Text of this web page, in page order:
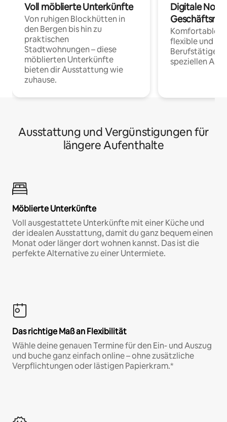
Voll möblierte Unterkünfte
Von ruhigen Blockhütten in
den Bergen bis hin zu
praktischen
Stadtwohnungen – diese
möblierten Unterkünfte
bieten dir Ausstattung wie
zuhause.
Digitale
Komfortable
flexible und
Berufstätige
speziellen
Ausstattung und Vergünstigungen für
längere Aufenthalte
Möblierte Unterkünfte
Voll ausgestattete Unterkünfte mit einer Küche und
der idealen Ausstattung, damit du ganz bequem einen
Monat oder länger dort wohnen kannst. Das ist die
perfekte Alternative zu einer Untermiete.
Das richtige Maß an Flexibilität
Wähle deine genauen Termine für den Ein- und Auszug
und buche ganz einfach online – ohne zusätzliche
Verpflichtungen oder lästigen Papierkram.*